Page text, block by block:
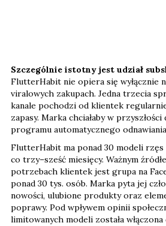
Szczególnie istotny jest udział
FlutterHabit nie opiera się wyłącznie
viralowych zakupach. Jedna trzecia
kanale pochodzi od klientek
zapasy. Marka chciałaby w przyszłości
programu automatycznego
FlutterHabit ma ponad 30 modeli
co trzy–sześć miesięcy. Ważnym
potrzebach klientek jest grupa na
ponad 30 tys. osób. Marka pyta jej
nowości, ulubione produkty oraz
poprawy. Pod wpływem opinii
limitowanych modeli została